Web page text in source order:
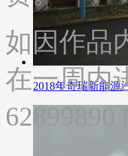
2018年奇瑞新能源
如因作品
在一周内
62899890